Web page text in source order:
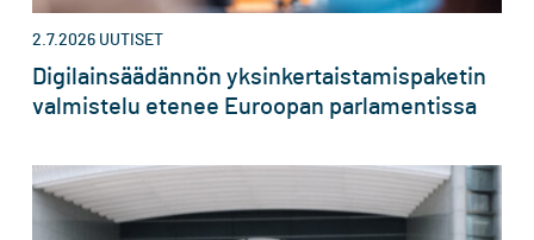
2.7.2026 UUTISET
Digilainsäädännön yksinkertaistamispaketin
valmistelu etenee Euroopan parlamentissa